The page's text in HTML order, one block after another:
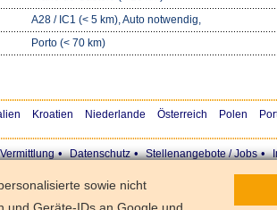
A28 / IC1 (< 5 km), Auto notwendig,
Porto (< 70 km)
Kroatien Niederlande Österreich Polen
• Datenschutz• Stellenangebote / Jobs•
sowie nicht